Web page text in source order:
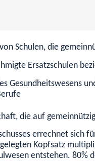
Schulen, die
Ersatzschulen
Gesundheitswesens
die auf
errechnet sich
Kopfsatz
entstehen. 80%